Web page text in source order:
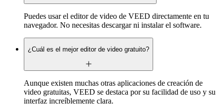
Puedes usar el editor de video de VEED directamente en tu
navegador. No necesitas descargar ni instalar el software.
¿Cuál es el mejor editor de video gratuito?
Aunque existen muchas otras aplicaciones de creación de
video gratuitas, VEED se destaca por su facilidad de uso y su
interfaz increíblemente clara.